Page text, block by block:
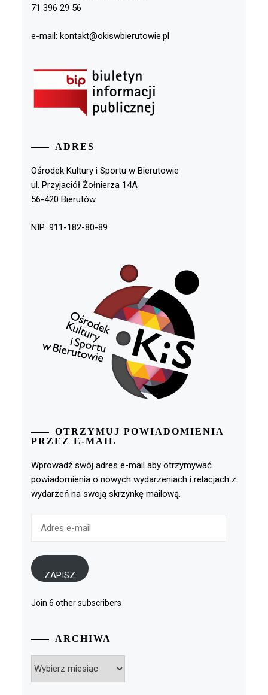
71 396 29 56
e-mail: kontakt@okiswbierutowie.pl
ADRES
Ośrodek Kultury i Sportu w Bierutowie
ul. Przyjaciół Żołnierza 14A
56-420 Bierutów
NIP: 911-182-80-89
OTRZYMUJ POWIADOMIENIA
PRZEZ E-MAIL
Wprowadź swój adres e-mail aby otrzymywać
powiadomienia o nowych wydarzeniach i relacjach z
wydarzeń na swoją skrzynkę mailową.
ZAPISZ
Join 6 other subscribers
ARCHIWA